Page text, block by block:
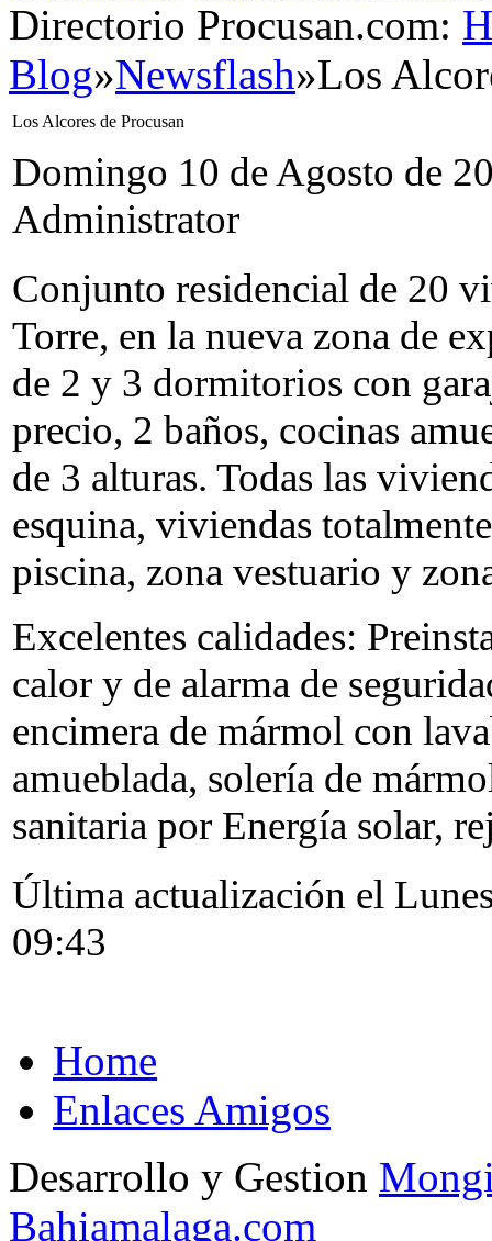
Directorio Procusan.com:
Blog»Newsflash»Los
Los Alcores de Procusan
Domingo 10 de Agosto de
Administrator
Conjunto residencial de 20
Torre, en la nueva zona de
de 2 y 3 dormitorios con
precio, 2 baños, cocinas
de 3 alturas. Todas las
esquina, viviendas
piscina, zona vestuario y
Excelentes calidades:
calor y de alarma de
encimera de mármol con
amueblada, solería de
sanitaria por Energía solar,
Última actualización el
09:43
Home
Enlaces Amigos
Desarrollo y Gestion
Bahiamalaga.com